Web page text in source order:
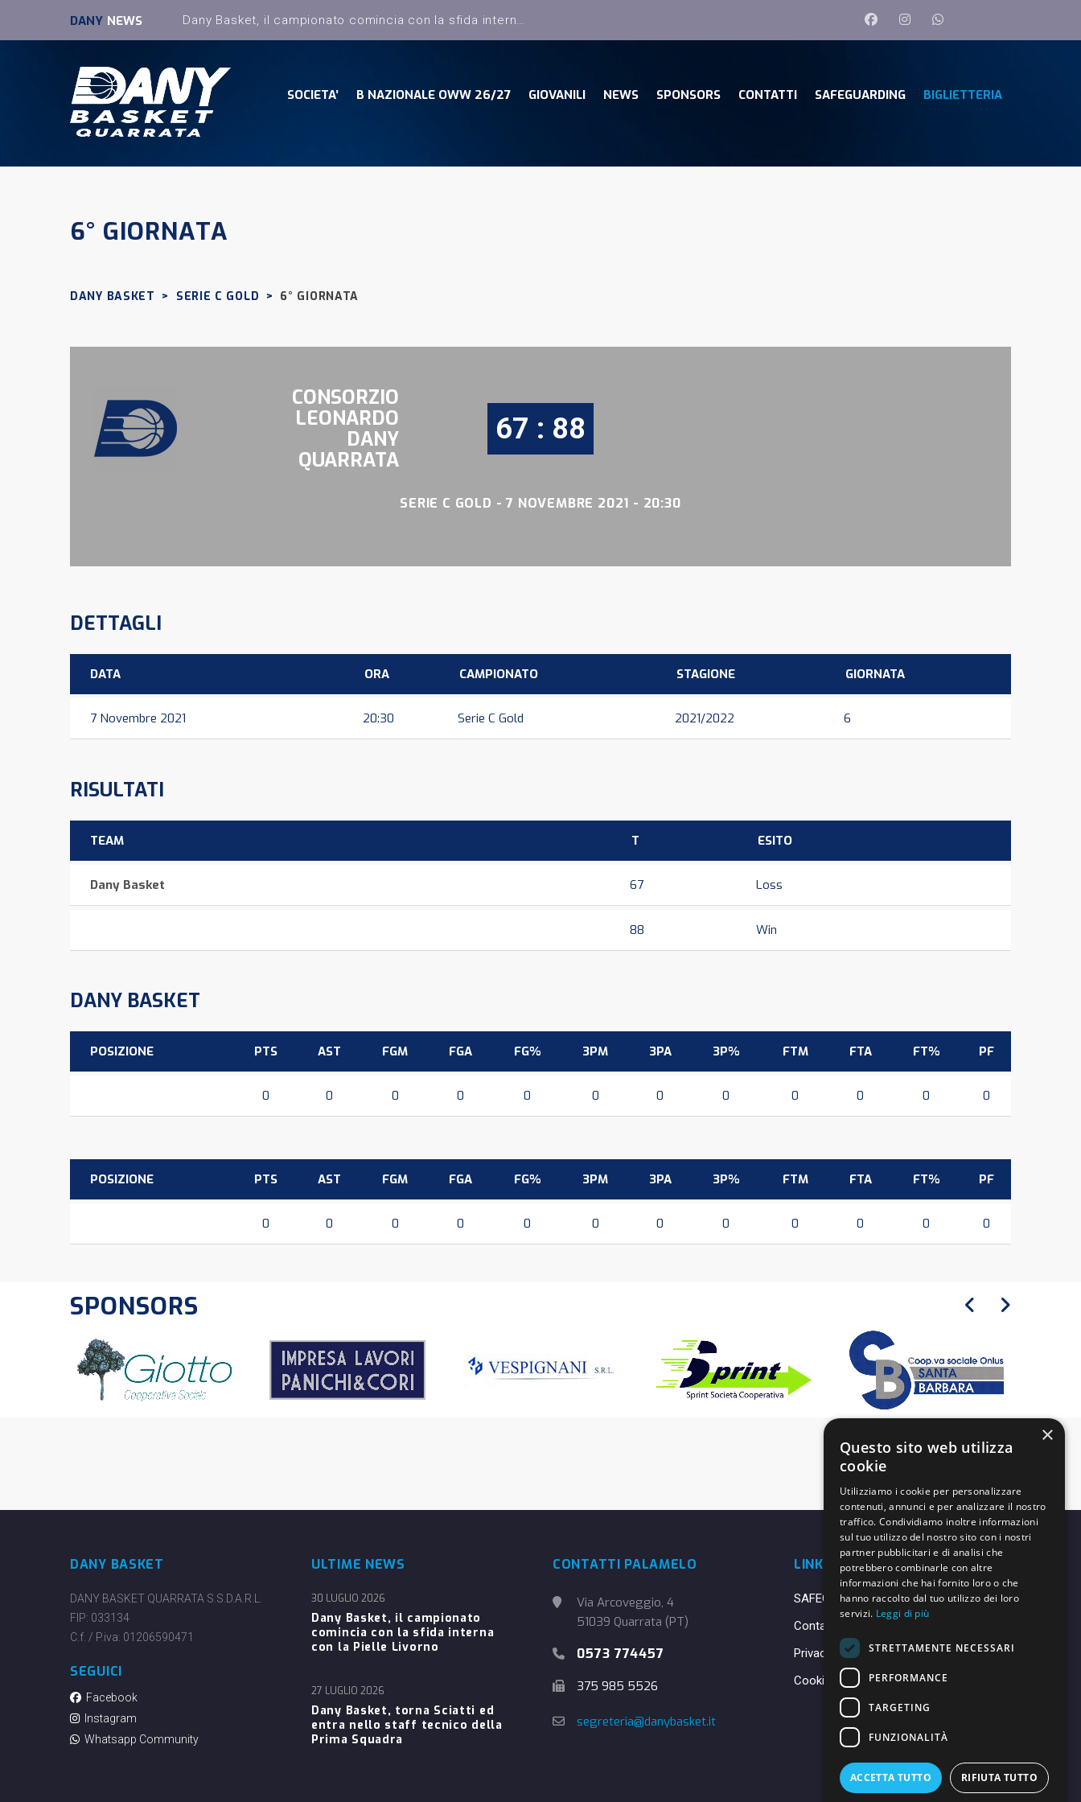
DANY NEWS Dany Basket, il campionato comincia con la sfida interna con la Pielle Livorno
SOCIETA’ B NAZIONALE OWW 26/27 GIOVANILI NEWS SPONSORS CONTATTI SAFEGUARDING BIGLIETTERIA
6° GIORNATA
DANY BASKET > SERIE C GOLD > 6° GIORNATA
CONSORZIO
LEONARDO
DANY
QUARRATA
67 : 88
SERIE C GOLD - 7 NOVEMBRE 2021 - 20:30
DETTAGLI
DATA ORA CAMPIONATO STAGIONE GIORNATA
7 Novembre 2021 20:30 Serie C Gold 2021/2022 6
RISULTATI
TEAM T ESITO
Dany Basket 67 Loss
88 Win
DANY BASKET
POSIZIONE PTS AST FGM FGA FG% 3PM 3PA 3P% FTM FTA FT% PF
0 0 0 0 0 0 0 0 0 0 0 0
POSIZIONE PTS AST FGM FGA FG% 3PM 3PA 3P% FTM FTA FT% PF
0 0 0 0 0 0 0 0 0 0 0 0
SPONSORS
DANY BASKET
DANY BASKET QUARRATA S.S.D.A.R.L.
FIP: 033134
C.f. / P.iva: 01206590471
SEGUICI
Facebook
Instagram
Whatsapp Community
ULTIME NEWS
Dany Basket, il campionato
comincia con la sfida interna
con la Pielle Livorno
30 LUGLIO 2026
Dany Basket, torna Sciatti ed
entra nello staff tecnico della
Prima Squadra
27 LUGLIO 2026
CONTATTI PALAMELO
Via Arcoveggio, 4
51039 Quarrata (PT)
0573 774457
375 985 5526
segreteria@danybasket.it
LINK UTILI
SAFEGUARDING
Contatti
Privacy Policy
Cookie Policy
×
Questo sito web utilizza
cookie
Utilizziamo i cookie per personalizzare
contenuti, annunci e per analizzare il nostro
traffico. Condividiamo inoltre informazioni
sul tuo utilizzo del nostro sito con i nostri
partner pubblicitari e di analisi che
potrebbero combinarle con altre
informazioni che hai fornito loro o che
hanno raccolto dal tuo utilizzo dei loro
servizi. Leggi di più
STRETTAMENTE NECESSARI
PERFORMANCE
TARGETING
FUNZIONALITÀ
ACCETTA TUTTO RIFIUTA TUTTO